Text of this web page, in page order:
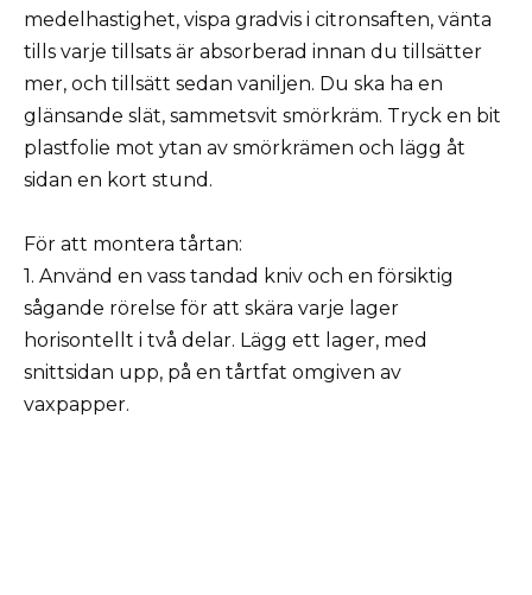
medelhastighet, vispa gradvis i citronsaften, vänta
tills varje tillsats är absorberad innan du tillsätter
mer, och tillsätt sedan vaniljen. Du ska ha en
glänsande slät, sammetsvit smörkräm. Tryck en bit
plastfolie mot ytan av smörkrämen och lägg åt
sidan en kort stund.
För att montera tårtan:
1. Använd en vass tandad kniv och en försiktig
sågande rörelse för att skära varje lager
horisontellt i två delar. Lägg ett lager, med
snittsidan upp, på en tårtfat omgiven av
vaxpapper.